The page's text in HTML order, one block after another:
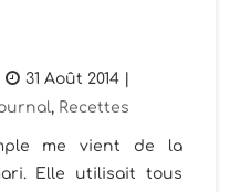
| 31 Août 2014
, Recettes
me vient de la
Elle utilisait tous